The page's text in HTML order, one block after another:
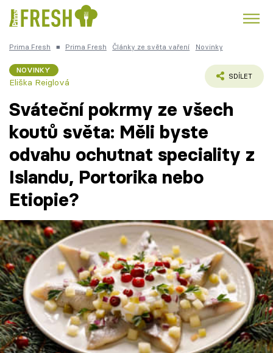
Česká kuchyně
Témata
Recepty
Články
TV Program
Škola vaření
Recepty z TV
Speciál: Cuketa
Prima Fresh ■ Prima Fresh Články ze světa vaření Novinky
NOVINKY
Eliška Reiglová
SDÍLET
Sváteční pokrmy ze všech
koutů světa: Měli byste
odvahu ochutnat speciality z
Islandu, Portorika nebo
Etiopie?